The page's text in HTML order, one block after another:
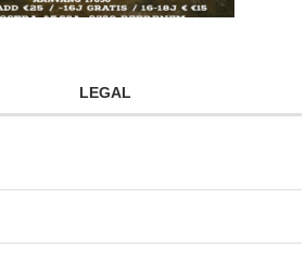
LEGAL